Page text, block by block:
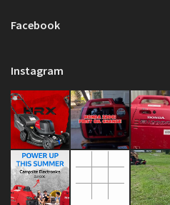
Facebook
Instagram